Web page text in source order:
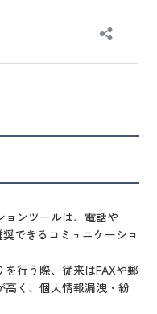
ョンツールは、電話や
できるコミュニケーショ
を行う際、従来はFAXや郵
高く、個人情報漏洩・紛